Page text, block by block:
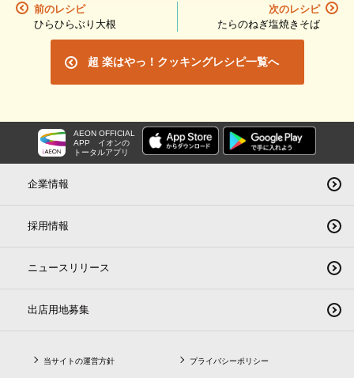
前のレシピ
ひらひらぶり大根
次のレシピ
たらのねぎ塩焼きそば
超 楽はやっ！クッキングレシピ一覧へ
AEON OFFICIAL
APP
イオンの
トータルアプリ
企業情報
採用情報
ニュースリリース
出店用地募集
当サイトの運営方針 プライバシーポリシー